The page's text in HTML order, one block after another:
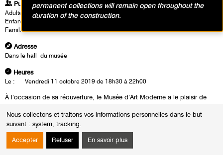
Nous collectons et traitons vos informations personnelles dans le but
suivant : system, tracking.
Accepter Refuser En savoir plus
Publics
Adultes
Enfants / Ados
Famille
Adresse
Dans le hall du musée
Heures
Le : Vendredi 11 octobre 2019 de 18h30 à 22h00
À l’occasion de sa réouverture, le Musée d’Art Moderne a le plaisir de
Rayonnement Régional de Paris, une formation regroupant chaque
année de jeunes musiciens et musiciennes de jazz qui se préparent à
mener une carrière professionnelle. Nulle doute que la plupart d’entre-eux
permanent collections will remain open throughout the
duration of the construction.